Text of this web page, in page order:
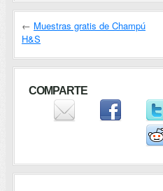
← Muestras gratis de Champú
H&S
COMPARTE